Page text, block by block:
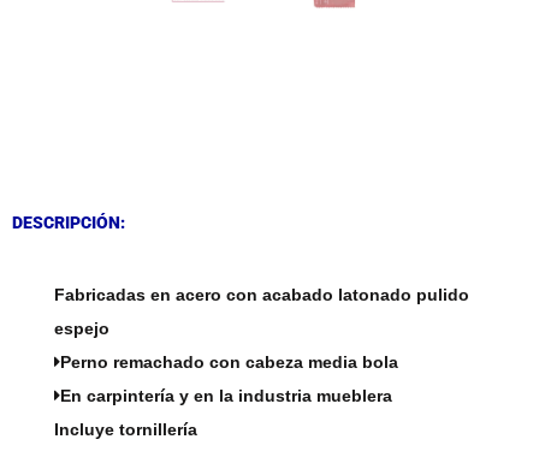
DESCRIPCIÓN:
Fabricadas en acero con acabado latonado pulido
espejo
Perno remachado con cabeza media bola
En carpintería y en la industria mueblera
Incluye tornillería